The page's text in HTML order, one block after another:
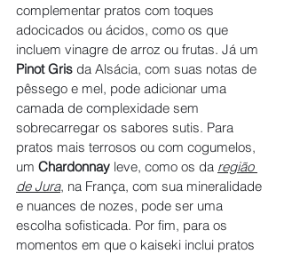
complementar pratos com toques
adocicados ou ácidos, como os que
incluem vinagre de arroz ou frutas. Já um
Pinot Gris da Alsácia, com suas notas de
pêssego e mel, pode adicionar uma
camada de complexidade sem
sobrecarregar os sabores sutis. Para
pratos mais terrosos ou com cogumelos,
um Chardonnay leve, como os da região
de Jura, na França, com sua mineralidade
e nuances de nozes, pode ser uma
escolha sofisticada. Por fim, para os
momentos em que o kaiseki inclui pratos